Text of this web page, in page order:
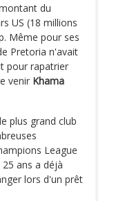
du
US (18 millions
Même pour ses
Pretoria n'avait
pour rapatrier
venir Khama
plus grand club
League
ans a déjà
lors d'un prêt